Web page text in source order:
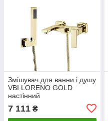
Змішувач для ванни і душу
VBI LORENO GOLD
настінний
7 111 ₴